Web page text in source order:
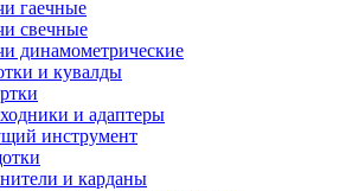
гаечные
свечные
динамометрические
и кувалды
и адаптеры
инструмент
и карданы